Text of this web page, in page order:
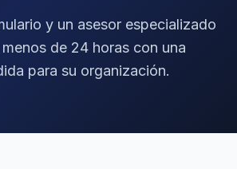
y un asesor especializado
de 24 horas con una
para su organización.